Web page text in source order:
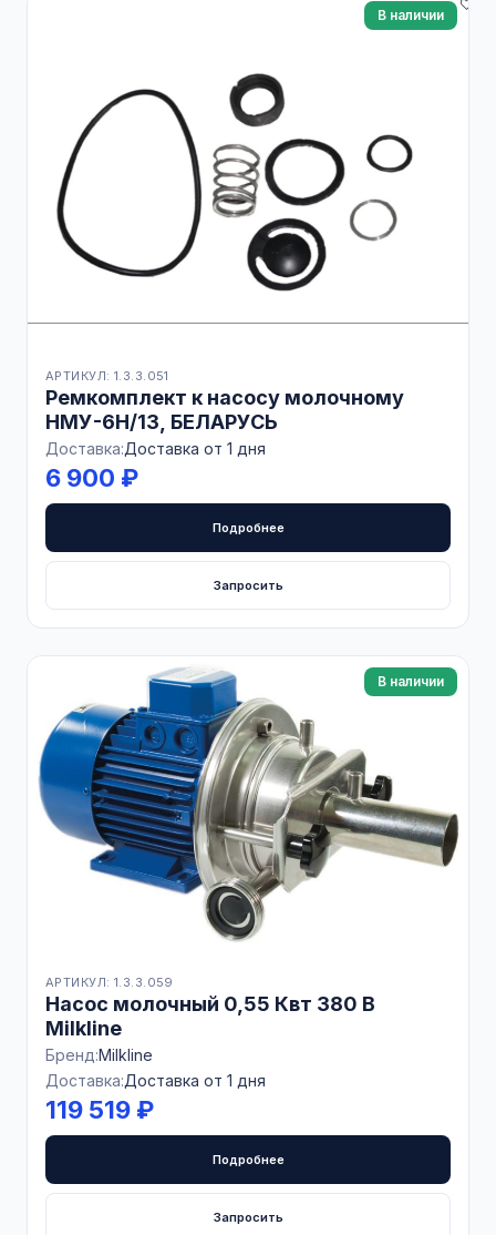
В наличии
АРТИКУЛ: 1.3.3.051
Ремкомплект к насосу молочному
НМУ-6Н/13, БЕЛАРУСЬ
Доставка:Доставка от 1 дня
6 900 ₽
Подробнее
Запросить
В наличии
АРТИКУЛ: 1.3.3.059
Насос молочный 0,55 Квт 380 В
Milkline
Бренд:Milkline
Доставка:Доставка от 1 дня
119 519 ₽
Подробнее
Запросить